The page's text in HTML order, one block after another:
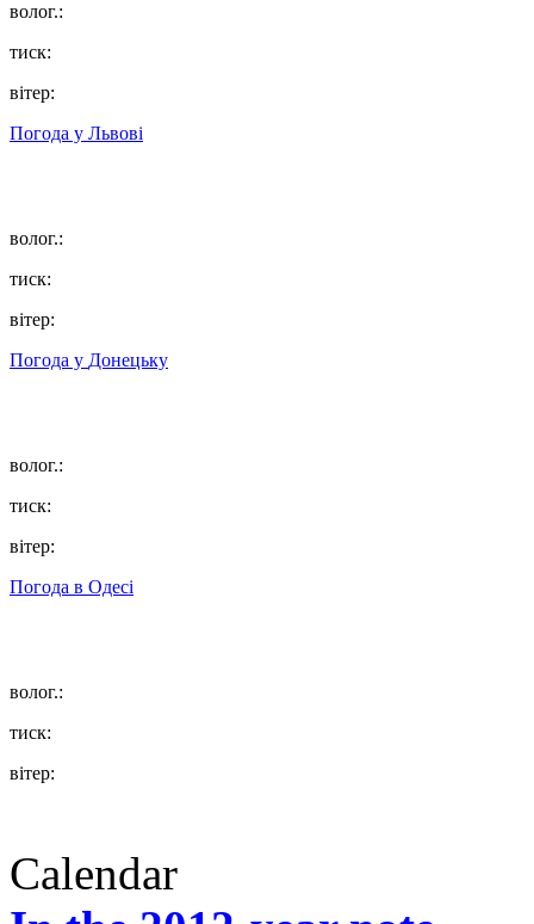
волог.:
тиск:
вітер:
Погода у Львові
волог.:
тиск:
вітер:
Погода у Донецьку
волог.:
тиск:
вітер:
Погода в Одесі
волог.:
тиск:
вітер:
Calendar